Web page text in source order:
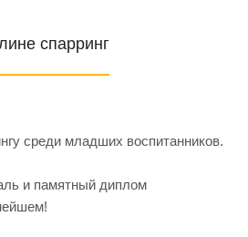
спарринг
среди младших воспитанников.
и памятный диплом